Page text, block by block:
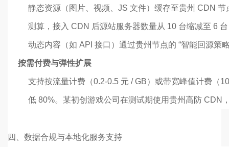
静态资源（图片、视频、JS 文件）缓存至贵州 CDN
测算，接入 CDN 后源站服务器数量从 10 台缩减至 6
动态内容（如 API 接口）通过贵州节点的 “智能回源策
按需付费与弹性扩展
支持按流量计费（0.2-0.5 元 / GB）或带宽峰值计费（
低 80%。某初创游戏公司在测试期使用贵州高防 CDN
四、 数据合规与本地化服务支持